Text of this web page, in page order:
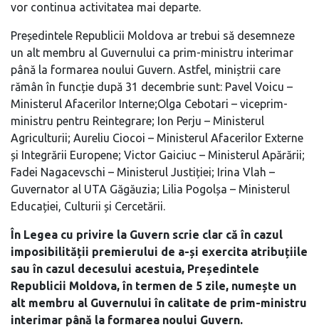
vor continua activitatea mai departe.
Președintele Republicii Moldova ar trebui să desemneze
un alt membru al Guvernului ca prim-ministru interimar
până la formarea noului Guvern. Astfel, miniștrii care
rămân în funcție după 31 decembrie sunt: Pavel Voicu –
Ministerul Afacerilor Interne;Olga Cebotari – viceprim-
ministru pentru Reintegrare; Ion Perju – Ministerul
Agriculturii; Aureliu Ciocoi – Ministerul Afacerilor Externe
și Integrării Europene; Victor Gaiciuc – Ministerul Apărării;
Fadei Nagacevschi – Ministerul Justiției; Irina Vlah –
Guvernator al UTA Găgăuzia; Lilia Pogolșa – Ministerul
Educației, Culturii și Cercetării.
În Legea cu privire la Guvern scrie clar că în cazul
imposibilității premierului de a-și exercita atribuțiile
sau în cazul decesului acestuia, Președintele
Republicii Moldova, în termen de 5 zile, numește un
alt membru al Guvernului în calitate de prim-ministru
interimar până la formarea noului Guvern.